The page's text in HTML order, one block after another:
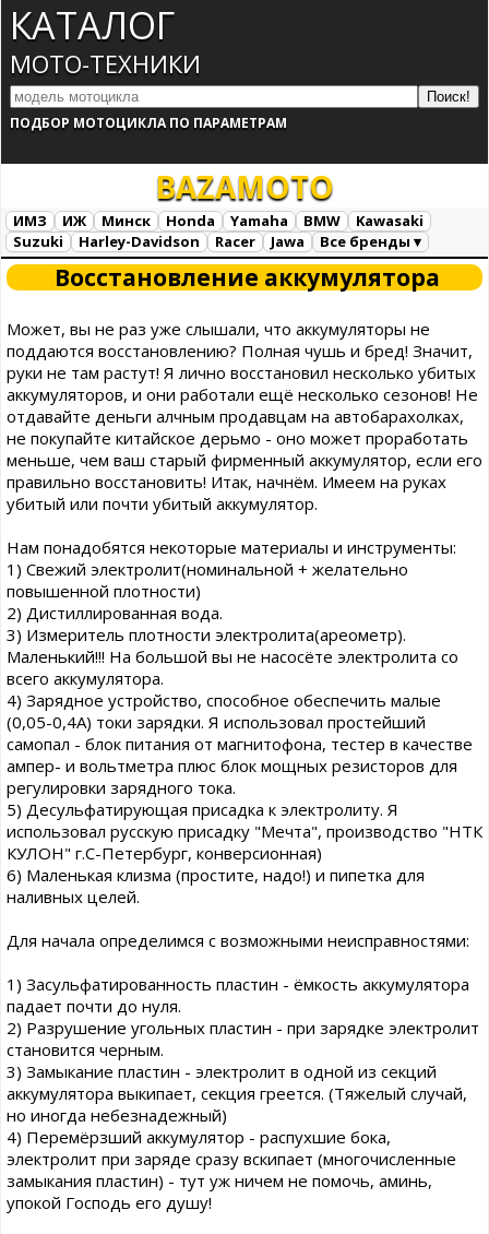
КАТАЛОГ
МОТО-ТЕХНИКИ
ПОДБОР МОТОЦИКЛА ПО ПАРАМЕТРАМ
BAZAMOTO
ИМЗ ИЖ Минск Honda Yamaha BMW
Kawasaki
Suzuki
Harley-Davidson Racer Jawa
Все бренды ▾
Все марки
Загрузка...
Восстановление аккумулятора
Может, вы не раз уже слышали, что аккумуляторы не
поддаются восстановлению? Полная чушь и бред! Значит,
руки не там растут! Я лично восстановил несколько убитых
аккумуляторов, и они работали ещё несколько сезонов! Не
отдавайте деньги алчным продавцам на автобарахолках,
не покупайте китайское дерьмо - оно может проработать
меньше, чем ваш старый фирменный аккумулятор, если его
правильно восстановить! Итак, начнём. Имеем на руках
убитый или почти убитый аккумулятор.
Нам понадобятся некоторые материалы и инструменты:
1) Свежий электролит(номинальной + желательно
повышенной плотности)
2) Дистиллированная вода.
3) Измеритель плотности электролита(ареометр).
Маленький!!! На большой вы не насосёте электролита со
всего аккумулятора.
4) Зарядное устройство, способное обеспечить малые
(0,05-0,4А) токи зарядки. Я использовал простейший
самопал - блок питания от магнитофона, тестер в качестве
ампер- и вольтметра плюс блок мощных резисторов для
регулировки зарядного тока.
5) Десульфатирующая присадка к электролиту. Я
использовал русскую присадку "Мечта", производство "НТК
КУЛОН" г.С-Петербург, конверсионная)
6) Маленькая клизма (простите, надо!) и пипетка для
наливных целей.
Для начала определимся с возможными неисправностями:
1) Засульфатированность пластин - ёмкость аккумулятора
падает почти до нуля.
2) Разрушение угольных пластин - при зарядке электролит
становится черным.
3) Замыкание пластин - электролит в одной из секций
аккумулятора выкипает, секция греется. (Тяжелый случай,
но иногда небезнадежный)
4) Перемёрзший аккумулятор - распухшие бока,
электролит при заряде сразу вскипает (многочисленные
замыкания пластин) - тут уж ничем не помочь, аминь,
упокой Господь его душу!